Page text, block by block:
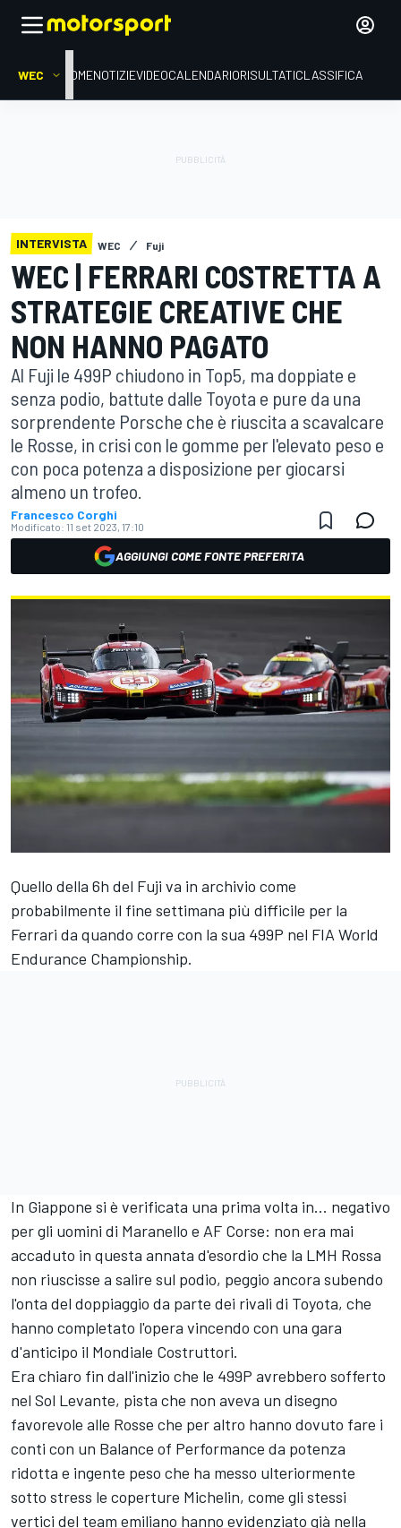
WEC HOMENOTIZIEVIDEOCALENDARIORISULTATICLASSIFICA
INTERVISTA WEC Fuji
WEC | FERRARI COSTRETTA A
STRATEGIE CREATIVE CHE
NON HANNO PAGATO
Al Fuji le 499P chiudono in Top5, ma doppiate e
senza podio, battute dalle Toyota e pure da una
sorprendente Porsche che è riuscita a scavalcare
le Rosse, in crisi con le gomme per l'elevato peso e
con poca potenza a disposizione per giocarsi
almeno un trofeo.
Francesco Corghi
Modificato: 11 set 2023, 17:10
AGGIUNGI COME FONTE PREFERITA
Quello della 6h del Fuji va in archivio come
probabilmente il fine settimana più difficile per la
Ferrari da quando corre con la sua 499P nel FIA World
Endurance Championship.
In Giappone si è verificata una prima volta in... negativo
per gli uomini di Maranello e AF Corse: non era mai
accaduto in questa annata d'esordio che la LMH Rossa
non riuscisse a salire sul podio, peggio ancora subendo
l'onta del doppiaggio da parte dei rivali di Toyota, che
hanno completato l'opera vincendo con una gara
d'anticipo il Mondiale Costruttori.
Era chiaro fin dall'inizio che le 499P avrebbero sofferto
nel Sol Levante, pista che non aveva un disegno
favorevole alle Rosse che per altro hanno dovuto fare i
conti con un Balance of Performance da potenza
ridotta e ingente peso che ha messo ulteriormente
sotto stress le coperture Michelin, come gli stessi
vertici del team emiliano hanno evidenziato già nella